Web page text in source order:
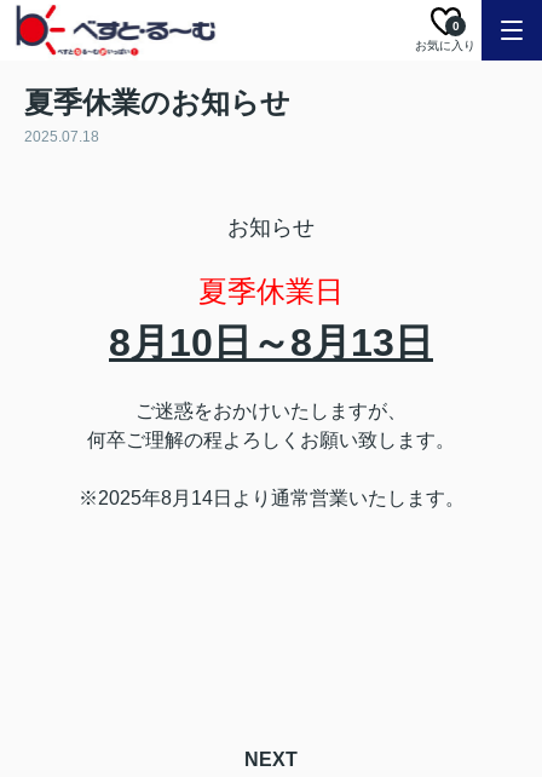
お気に入り
0
夏季休業のお知らせ
2025.07.18
お知らせ
夏季休業日
8月10日～8月13日
ご迷惑をおかけいたしますが、
何卒ご理解の程よろしくお願い致します。
※2025年8月14日より通常営業いたします。
NEXT